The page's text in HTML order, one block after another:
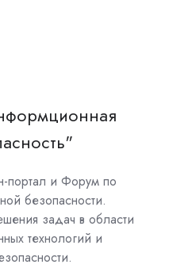
портал и Форум по
безопасности.
задач в области
технологий и